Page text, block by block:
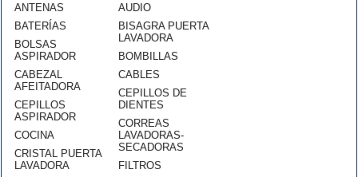
ANTENAS
BATERÍAS
BOLSAS
ASPIRADOR
CABEZAL
AFEITADORA
CEPILLOS
ASPIRADOR
COCINA
CRISTAL PUERTA
LAVADORA
AUDIO
BISAGRA PUERTA
LAVADORA
BOMBILLAS
CABLES
CEPILLOS DE
DIENTES
CORREAS
LAVADORAS-
SECADORAS
FILTROS